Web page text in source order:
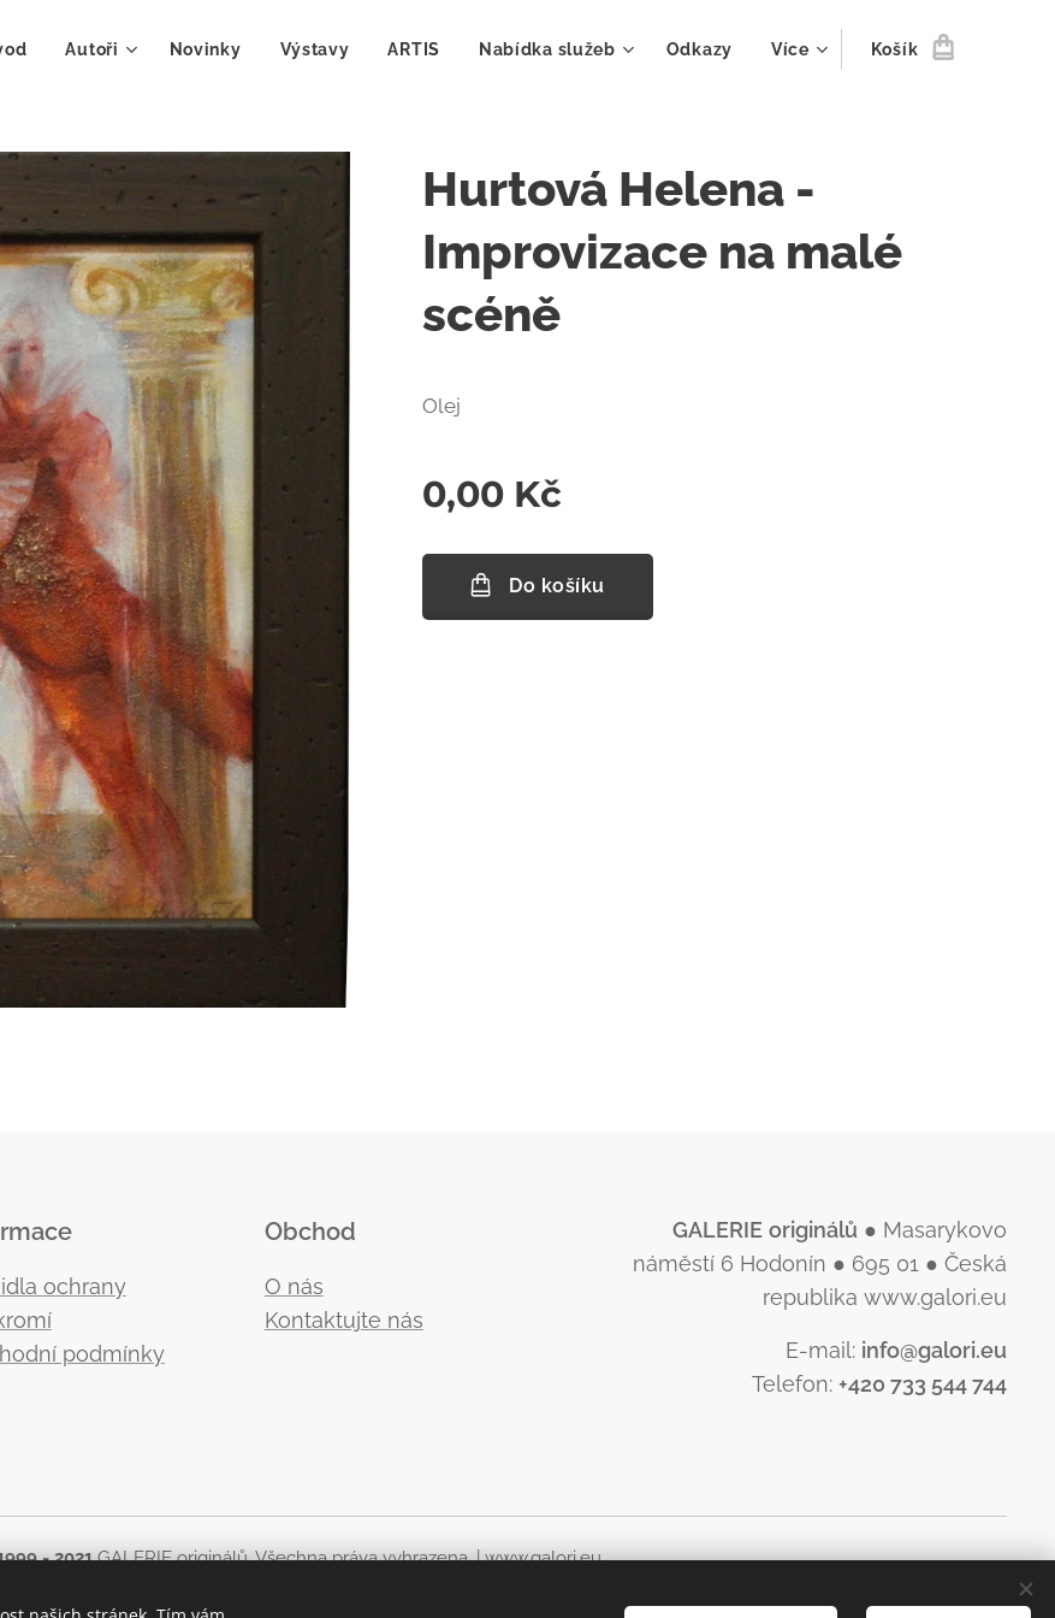
Autoři Novinky Výstavy ARTIS Nabídka služeb Odkazy Více Košík
Hurtová Helena -
Improvizace na malé
scéně
Olej
0,00 Kč
Do košíku
ochrany
podmínky
Obchod
O nás
Kontaktujte nás
GALERIE originálů ● Masarykovo
náměstí 6 Hodonín ● 695 01 ● Česká
republika www.galori.eu
E-mail: info@galori.eu
Telefon: +420 733 544 744
- 2021GALERIE originálů. Všechna práva vyhrazena. |www.galori.eu